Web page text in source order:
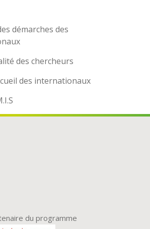
démarches des
des chercheurs
des internationaux
du programme